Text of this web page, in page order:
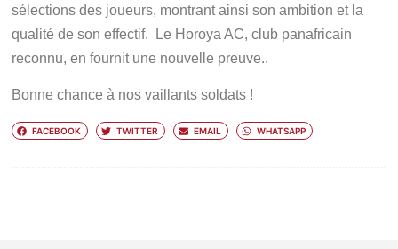
sélections des joueurs, montrant ainsi son ambition et la
qualité de son effectif. Le Horoya AC, club panafricain
reconnu, en fournit une nouvelle preuve..
Bonne chance à nos vaillants soldats !
FACEBOOK TWITTER EMAIL WHATSAPP